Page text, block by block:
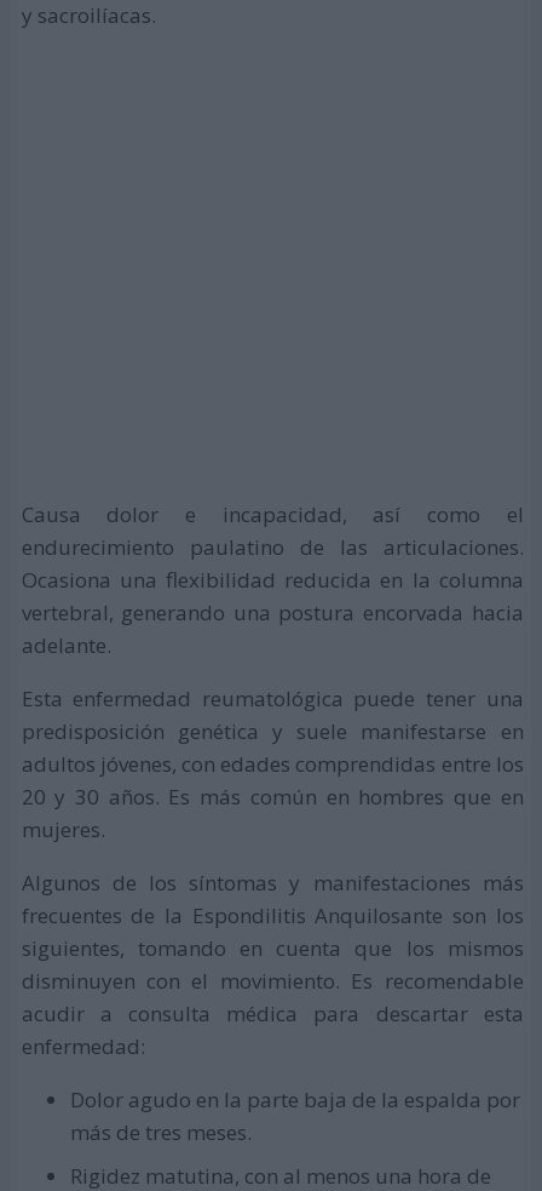
y sacroilíacas.
Causa dolor e incapacidad, así como el
endurecimiento paulatino de las articulaciones.
Ocasiona una flexibilidad reducida en la columna
vertebral, generando una postura encorvada hacia
adelante.
Esta enfermedad reumatológica puede tener una
predisposición genética y suele manifestarse en
adultos jóvenes, con edades comprendidas entre los
20 y 30 años. Es más común en hombres que en
mujeres.
Algunos de los síntomas y manifestaciones más
frecuentes de la Espondilitis Anquilosante son los
siguientes, tomando en cuenta que los mismos
disminuyen con el movimiento. Es recomendable
acudir a consulta médica para descartar esta
enfermedad:
Dolor agudo en la parte baja de la espalda por
más de tres meses.
Rigidez matutina, con al menos una hora de